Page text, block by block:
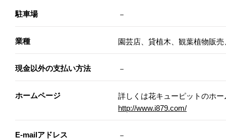
駐車場 －
業種 園芸店、貸植木、観葉植物販
現金以外の支払い方法 －
ホームページ
詳しくは花キューピットのホ
http://www.i879.com/
E-mailアドレス －